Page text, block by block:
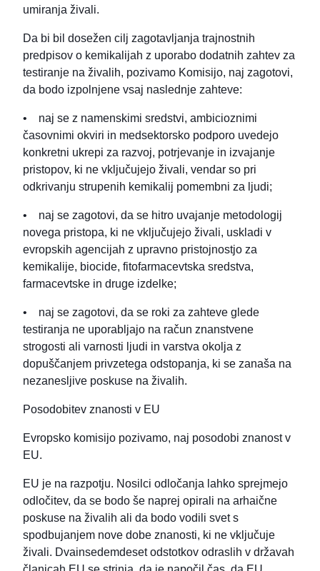
umiranja živali.
Da bi bil dosežen cilj zagotavljanja trajnostnih
predpisov o kemikalijah z uporabo dodatnih zahtev za
testiranje na živalih, pozivamo Komisijo, naj zagotovi,
da bodo izpolnjene vsaj naslednje zahteve:
• naj se z namenskimi sredstvi, ambicioznimi
časovnimi okviri in medsektorsko podporo uvedejo
konkretni ukrepi za razvoj, potrjevanje in izvajanje
pristopov, ki ne vključujejo živali, vendar so pri
odkrivanju strupenih kemikalij pomembni za ljudi;
• naj se zagotovi, da se hitro uvajanje metodologij
novega pristopa, ki ne vključujejo živali, uskladi v
evropskih agencijah z upravno pristojnostjo za
kemikalije, biocide, fitofarmacevtska sredstva,
farmacevtske in druge izdelke;
• naj se zagotovi, da se roki za zahteve glede
testiranja ne uporabljajo na račun znanstvene
strogosti ali varnosti ljudi in varstva okolja z
dopuščanjem privzetega odstopanja, ki se zanaša na
nezanesljive poskuse na živalih.
Posodobitev znanosti v EU
Evropsko komisijo pozivamo, naj posodobi znanost v
EU.
EU je na razpotju. Nosilci odločanja lahko sprejmejo
odločitev, da se bodo še naprej opirali na arhaične
poskuse na živalih ali da bodo vodili svet s
spodbujanjem nove dobe znanosti, ki ne vključuje
živali. Dvainsedemdeset odstotkov odraslih v državah